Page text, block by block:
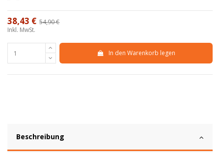
38,43 € 54,90 €
Inkl. MwSt.
In den Warenkorb legen
Beschreibung